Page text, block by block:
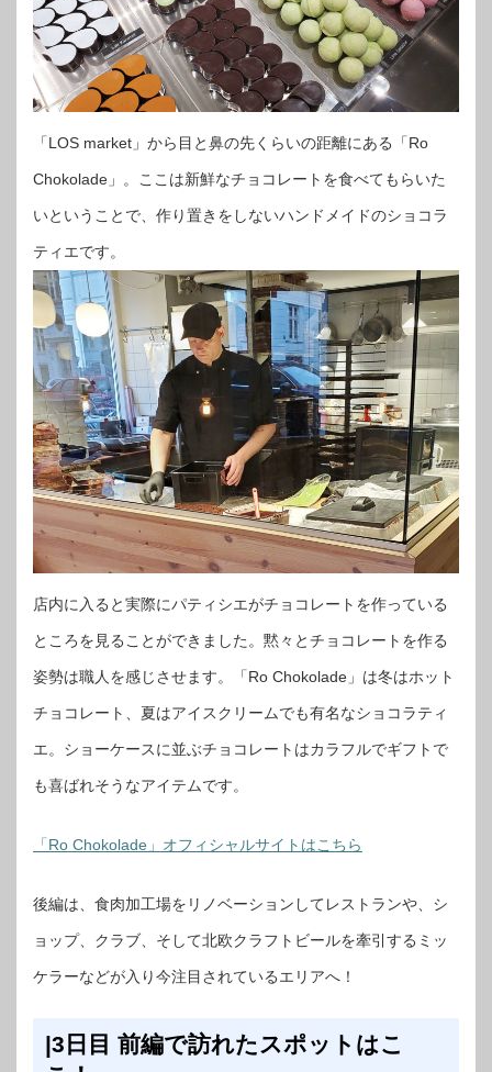
「LOS market」から目と鼻の先くらいの距離にある「Ro
Chokolade」。ここは新鮮なチョコレートを食べてもらいた
いということで、作り置きをしないハンドメイドのショコラ
ティエです。
店内に入ると実際にパティシエがチョコレートを作っている
ところを見ることができました。黙々とチョコレートを作る
姿勢は職人を感じさせます。「Ro Chokolade」は冬はホット
チョコレート、夏はアイスクリームでも有名なショコラティ
エ。ショーケースに並ぶチョコレートはカラフルでギフトで
も喜ばれそうなアイテムです。
「Ro Chokolade」オフィシャルサイトはこちら
後編は、食肉加工場をリノベーションしてレストランや、シ
ョップ、クラブ、そして北欧クラフトビールを牽引するミッ
ケラーなどが入り今注目されているエリアへ！
|3日目 前編で訪れたスポットはこ